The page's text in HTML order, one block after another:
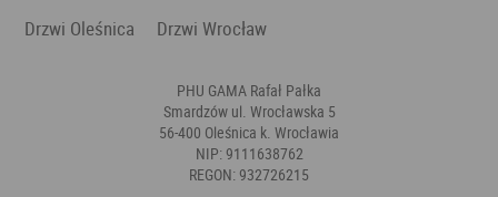
Drzwi Oleśnica
Drzwi Wrocław
PHU GAMA Rafał Pałka
Smardzów ul. Wrocławska 5
56-400 Oleśnica k. Wrocławia
NIP: 9111638762
REGON: 932726215